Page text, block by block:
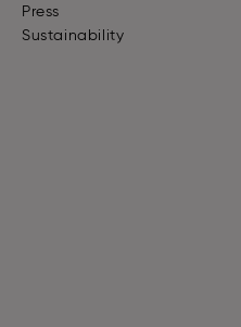
Press
Sustainability